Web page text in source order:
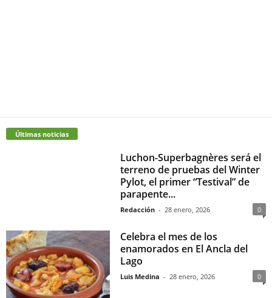
Últimas noticias
Luchon-Superbagnères será el
terreno de pruebas del Winter
Pylot, el primer “Testival” de
parapente...
Redacción - 28 enero, 2026 0
Celebra el mes de los
enamorados en El Ancla del
Lago
Luis Medina - 28 enero, 2026 0